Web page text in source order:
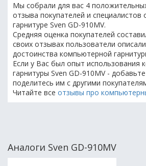
Мы собрали для вас 4
отзыва покупателей и
гарнитуре Sven GD-910MV.
Средняя оценка покупателей
своих отзывах пользователи
достоинства компьютерной
Если у Вас был опыт использования
гарнитуры Sven GD-910MV -
поделитесь им с другими
Читайте все отзывы про
Аналоги Sven GD-910MV